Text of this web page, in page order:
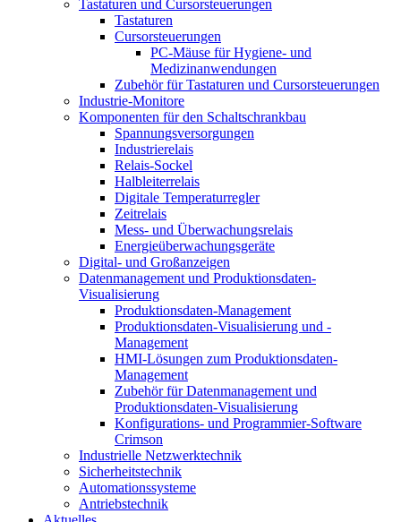
Tastaturen und Cursorsteuerungen
Tastaturen
Cursorsteuerungen
PC-Mäuse für Hygiene- und
Medizinanwendungen
Zubehör für Tastaturen und Cursorsteuerungen
Industrie-Monitore
Komponenten für den Schaltschrankbau
Spannungsversorgungen
Industrierelais
Relais-Sockel
Halbleiterrelais
Digitale Temperaturregler
Zeitrelais
Mess- und Überwachungsrelais
Energieüberwachungsgeräte
Digital- und Großanzeigen
Datenmanagement und Produktionsdaten-
Visualisierung
Produktionsdaten-Management
Produktionsdaten-Visualisierung und -
Management
HMI-Lösungen zum Produktionsdaten-
Management
Zubehör für Datenmanagement und
Produktionsdaten-Visualisierung
Konfigurations- und Programmier-Software
Crimson
Industrielle Netzwerktechnik
Sicherheitstechnik
Automationssysteme
Antriebstechnik